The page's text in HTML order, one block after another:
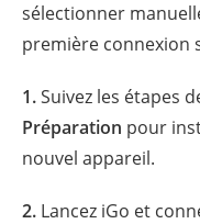
sélectionner
première connexion
1.Suivez les étapes
Préparation pour
nouvel appareil.
2. Lancez iGo et